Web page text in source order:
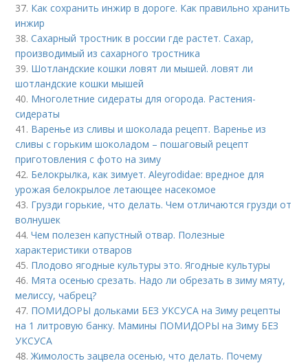
37. Как сохранить инжир в дороге. Как правильно хранить
инжир
38.Сахарный тростник в россии где растет. Сахар,
производимый из сахарного тростника
39. Шотландские кошки ловят ли мышей. ловят ли
шотландские кошки мышей
40. Многолетние сидераты для огорода. Растения-
сидераты
41. Варенье из сливы и шоколада рецепт. Варенье из
сливы с горьким шоколадом – пошаговый рецепт
приготовления с фото на зиму
42. Белокрылка, как зимует. Aleyrodidae: вредное для
урожая белокрылое летающее насекомое
43. Грузди горькие, что делать. Чем отличаются грузди от
волнушек
44.Чем полезен капустный отвар. Полезные
характеристики отваров
45. Плодово ягодные культуры это. Ягодные культуры
46. Мята осенью срезать. Надо ли обрезать в зиму мяту,
мелиссу, чабрец?
47. ПОМИДОРЫ дольками БЕЗ УКСУСА на Зиму рецепты
на 1 литровую банку. Мамины ПОМИДОРЫ на Зиму БЕЗ
УКСУСА
48.Жимолость зацвела осенью, что делать. Почему